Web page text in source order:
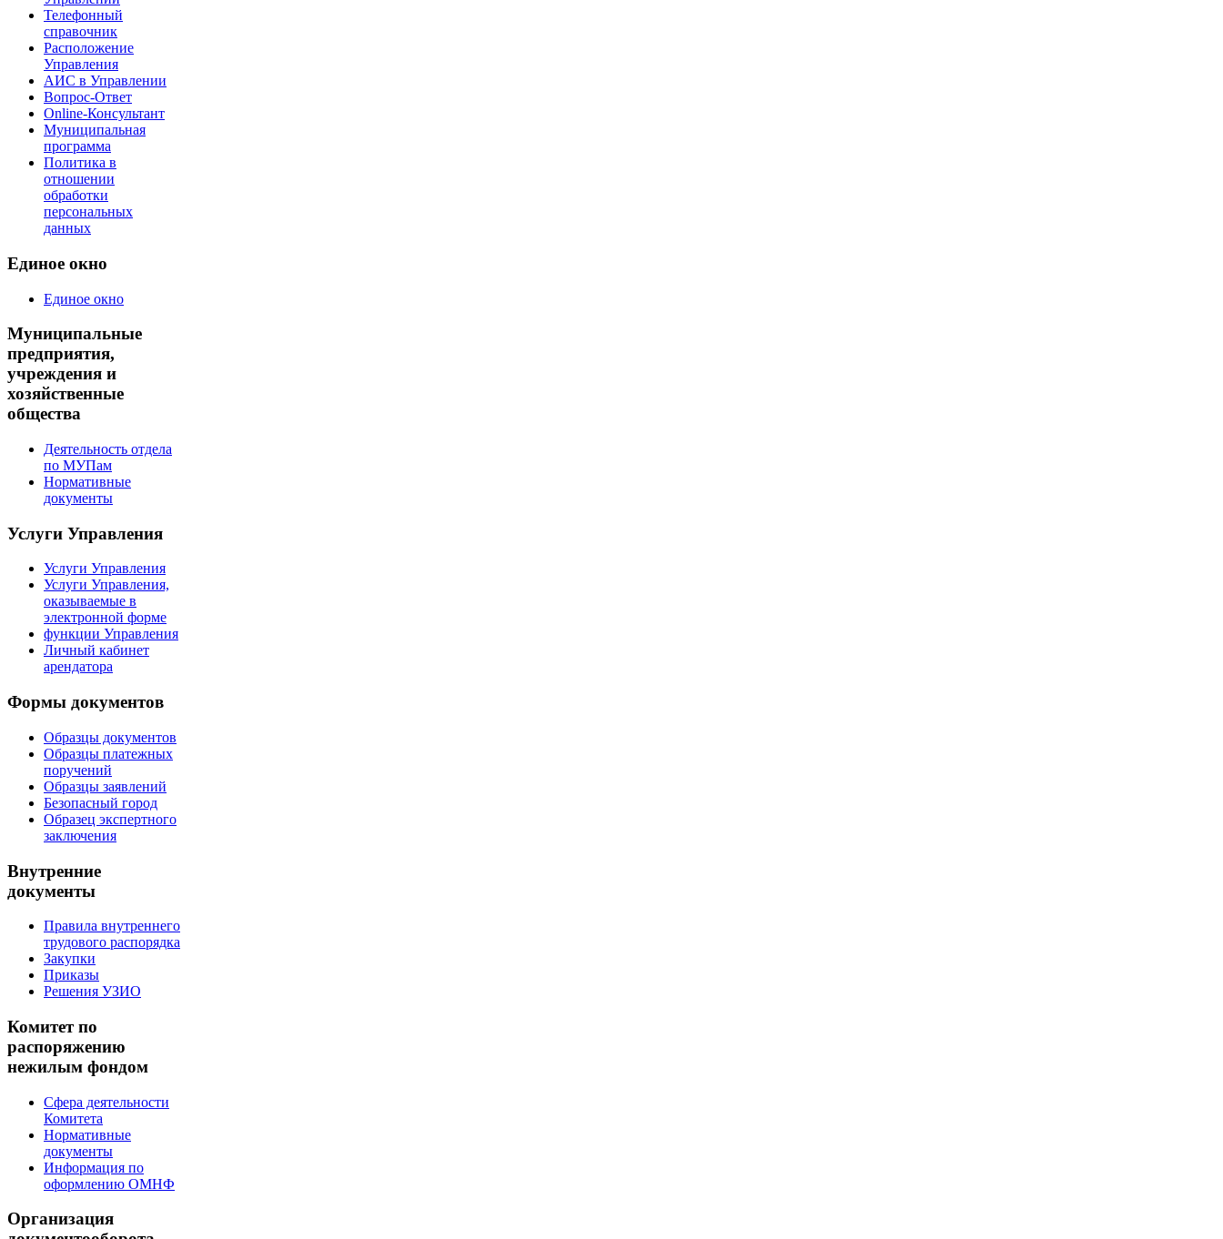
Телефонный
справочник
Расположение
Управления
АИС в Управлении
Вопрос-Ответ
Online-Консультант
Муниципальная
программа
Политика в
отношении
обработки
персональных
данных
Единое окно
Единое окно
Муниципальные
предприятия,
учреждения и
хозяйственные
общества
Деятельность отдела
по МУПам
Нормативные
документы
Услуги Управления
Услуги Управления
Услуги Управления,
оказываемые в
электронной форме
функции Управления
Личный кабинет
арендатора
Формы документов
Образцы документов
Образцы платежных
поручений
Образцы заявлений
Безопасный город
Образец экспертного
заключения
Внутренние
документы
Правила внутреннего
трудового распорядка
Закупки
Приказы
Решения УЗИО
Комитет по
распоряжению
нежилым фондом
Сфера деятельности
Комитета
Нормативные
документы
Информация по
оформлению ОМНФ
Организация